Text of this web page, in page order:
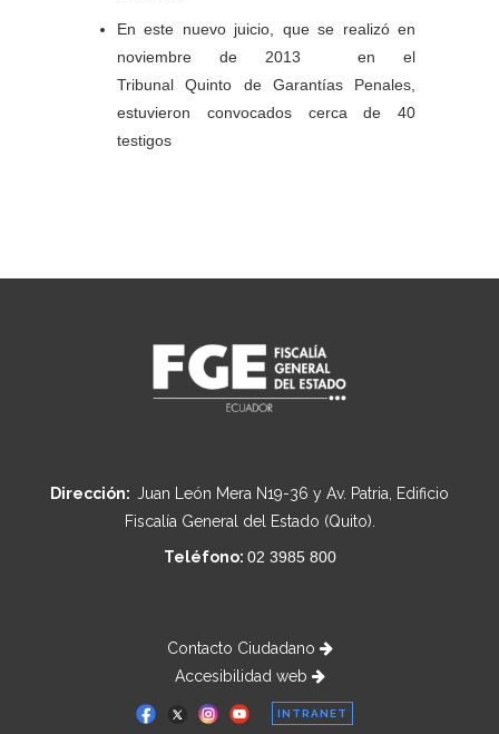
En este nuevo juicio, que se realizó en
noviembre de 2013 en el
Tribunal Quinto de Garantías Penales,
estuvieron convocados cerca de 40
testigos
Dirección: Juan León Mera N19-36 y Av. Patria, Edificio
Fiscalía General del Estado (Quito).
Teléfono: 02 3985 800
Contacto Ciudadano
Accesibilidad web
INTRANET